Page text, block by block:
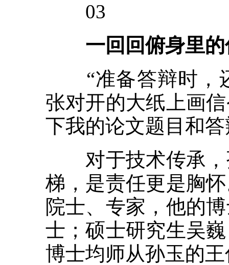
03
一回回俯身里的
“准备答辩时，还
张对开的大纸上画
下我的论文题目和
对于技术传承，
梯，是责任更是胸
院士、专家，他的
士；硕士研究生吴
博士均师从孙玉的